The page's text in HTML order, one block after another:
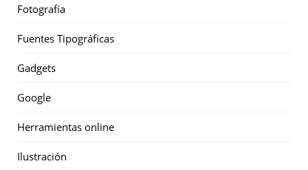
Fotografía
Fuentes Tipográficas
Gadgets
Google
Herramientas online
Ilustración